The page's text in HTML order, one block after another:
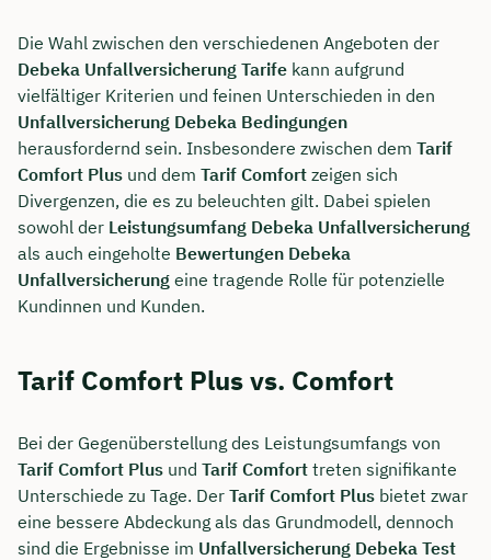
Die Wahl zwischen den verschiedenen Angeboten der
Debeka Unfallversicherung Tarife kann aufgrund
vielfältiger Kriterien und feinen Unterschieden in den
Unfallversicherung Debeka Bedingungen
herausfordernd sein. Insbesondere zwischen dem Tarif
Comfort Plus und dem Tarif Comfort zeigen sich
Divergenzen, die es zu beleuchten gilt. Dabei spielen
sowohl der Leistungsumfang Debeka Unfallversicherung
als auch eingeholte Bewertungen Debeka
Unfallversicherung eine tragende Rolle für potenzielle
Kundinnen und Kunden.
Tarif Comfort Plus vs. Comfort
Bei der Gegenüberstellung des Leistungsumfangs von
Tarif Comfort Plus und Tarif Comfort treten signifikante
Unterschiede zu Tage. Der Tarif Comfort Plus bietet zwar
eine bessere Abdeckung als das Grundmodell, dennoch
sind die Ergebnisse im Unfallversicherung Debeka Test